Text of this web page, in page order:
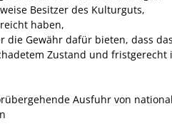
Besitzer des Kulturguts,
haben,
die Gewähr dafür bieten, dass
Zustand und fristgerecht
Ausfuhr von